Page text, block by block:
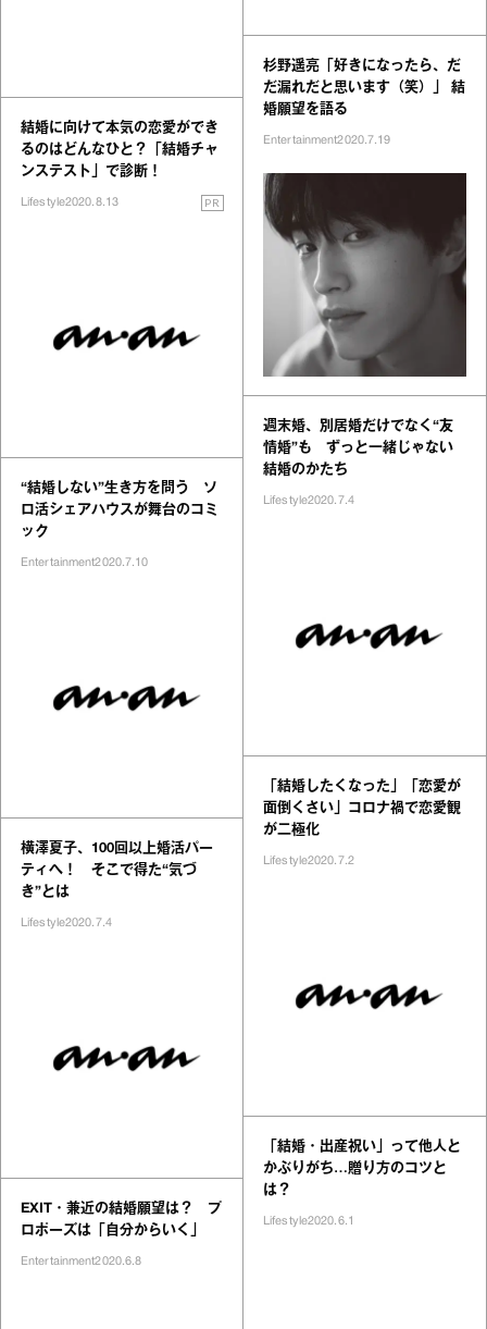
結婚に向けて本気の恋愛ができ
るのはどんなひと？「結婚チャ
ンステスト」で診断！
Lifestyle2020.8.13 PR
“結婚しない”生き方を問う ソ
ロ活シェアハウスが舞台のコミ
ック
Entertainment2020.7.10
横澤夏子、100回以上婚活パー
ティへ！ そこで得た“気づ
き”とは
Lifestyle2020.7.4
EXIT・兼近の結婚願望は？ プ
ロポーズは「自分からいく」
Entertainment2020.6.8
杉野遥亮「好きになったら、だ
だ漏れだと思います（笑）」 結
婚願望を語る
Entertainment2020.7.19
週末婚、別居婚だけでなく“友
情婚”も ずっと一緒じゃない
結婚のかたち
Lifestyle2020.7.4
「結婚したくなった」「恋愛が
面倒くさい」コロナ禍で恋愛観
が二極化
Lifestyle2020.7.2
「結婚・出産祝い」って他人と
かぶりがち…贈り方のコツと
は？
Lifestyle2020.6.1